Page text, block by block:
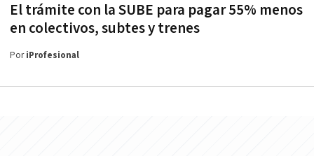
El trámite con la SUBE para pagar 55% menos
en colectivos, subtes y trenes
PoriProfesional